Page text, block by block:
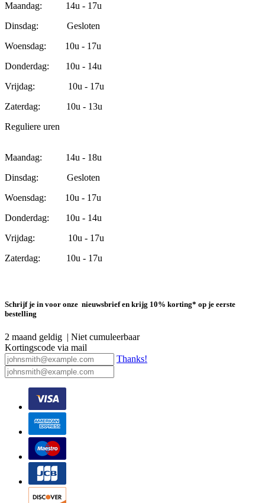
Maandag: 14u - 17u
Dinsdag: Gesloten
Woensdag: 10u - 17u
Donderdag: 10u - 14u
Vrijdag: 10u - 17u
Zaterdag: 10u - 13u
Reguliere uren
Maandag: 14u - 18u
Dinsdag: Gesloten
Woensdag: 10u - 17u
Donderdag: 10u - 14u
Vrijdag: 10u - 17u
Zaterdag: 10u - 17u
Schrijf je in voor onze nieuwsbrief en krijg 10% korting* op je eerste
bestelling
2 maand geldig | Niet cumuleerbaar
Kortingscode via mail
Thanks!